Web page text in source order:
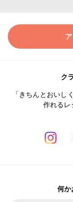
ク
「きちんとおいし
作れるレ
何か